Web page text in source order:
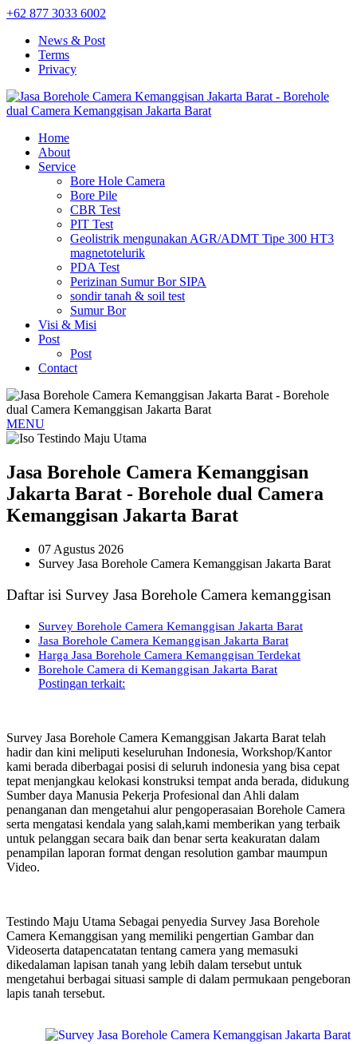
+62 877 3033 6002
News & Post
Terms
Privacy
Home
About
Service
Bore Hole Camera
Bore Pile
CBR Test
PIT Test
Geolistrik mengunakan AGR/ADMT Tipe 300 HT3
magnetotelurik
PDA Test
Perizinan Sumur Bor SIPA
sondir tanah & soil test
Sumur Bor
Visi & Misi
Post
Post
Contact
MENU
Jasa Borehole Camera Kemanggisan
Jakarta Barat - Borehole dual Camera
Kemanggisan Jakarta Barat
07 Agustus 2026
Survey Jasa Borehole Camera Kemanggisan Jakarta Barat
Daftar isi Survey Jasa Borehole Camera kemanggisan
Survey Borehole Camera Kemanggisan Jakarta Barat
Jasa Borehole Camera Kemanggisan Jakarta Barat
Harga Jasa Borehole Camera Kemanggisan Terdekat
Borehole Camera di Kemanggisan Jakarta Barat
Postingan terkait:
Survey Jasa Borehole Camera Kemanggisan Jakarta Barat telah
hadir dan kini meliputi keseluruhan Indonesia, Workshop/Kantor
kami berada diberbagai posisi di seluruh indonesia yang bisa cepat
tepat menjangkau kelokasi konstruksi tempat anda berada, didukung
Sumber daya Manusia Pekerja Profesional dan Ahli dalam
penanganan dan mengetahui alur pengoperasaian Borehole Camera
serta mengatasi kendala yang salah,kami memberikan yang terbaik
untuk pelanggan secara baik dan benar serta keakuratan dalam
penampilan laporan format dengan resolution gambar maumpun
Video.
Testindo Maju Utama Sebagai penyedia Survey Jasa Borehole
Camera Kemanggisan yang memiliki pengertian Gambar dan
Videoserta datapencatatan tentang camera yang memasuki
dikedalaman lapisan tanah yang lebih dalam tersebut untuk
mengetahui berbagai situasi sample di dalam permukaan pengeboran
lapis tanah tersebut.